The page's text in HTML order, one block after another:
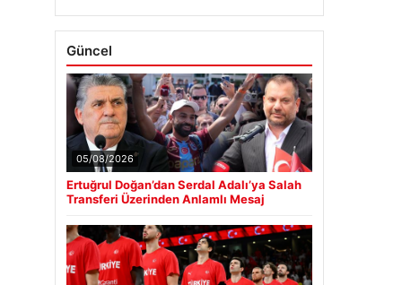
Güncel
05/08/2026
Ertuğrul Doğan’dan Serdal Adalı’ya Salah
Transferi Üzerinden Anlamlı Mesaj